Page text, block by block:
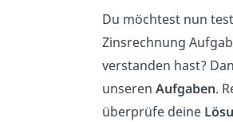
Du möchtest nun
Zinsrechnung
verstanden hast?
unserenAufgaben.
überprüfe deine